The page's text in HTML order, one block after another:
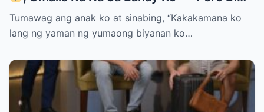
Niya Alam Na…
Tumawag ang anak ko at sinabing, “Kakakamana ko
lang ng yaman ng yumaong biyanan ko…